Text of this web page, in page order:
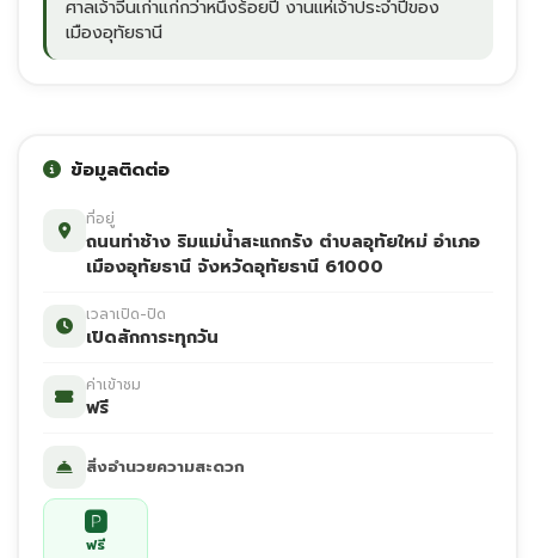
ศาลเจ้าจีนเก่าแก่กว่าหนึ่งร้อยปี งานแห่เจ้าประจำปีของ
เมืองอุทัยธานี
ข้อมูลติดต่อ
ที่อยู่
ถนนท่าช้าง ริมแม่น้ำสะแกกรัง ตำบลอุทัยใหม่ อำเภอ
เมืองอุทัยธานี จังหวัดอุทัยธานี 61000
เวลาเปิด-ปิด
เปิดสักการะทุกวัน
ค่าเข้าชม
ฟรี
สิ่งอำนวยความสะดวก
🅿
ฟรี